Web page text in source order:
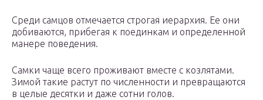
Среди самцов отмечается строгая иерархия. Ее они
добиваются, прибегая к поединкам и определенной
манере поведения.
Самки чаще всего проживают вместе с козлятами.
Зимой такие растут по численности и превращаются
в целые десятки и даже сотни голов.